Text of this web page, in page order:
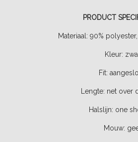
PRODUCT
Materiaal: 90%
Kleur:
Fit:
Lengte: net over
Halslijn: one
Mouw: